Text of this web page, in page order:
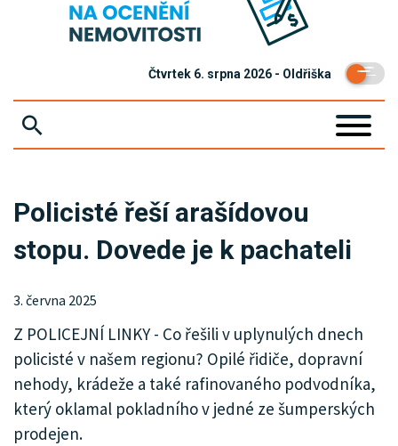
Čtvrtek 6. srpna 2026 - Oldřiška
KRIMI
SPORT
KULTURA
SPOLEČNOST
MHD
MENU
Policisté řeší arašídovou
stopu. Dovede je k pachateli
3. června 2025
Z POLICEJNÍ LINKY - Co řešili v uplynulých dnech
policisté v našem regionu? Opilé řidiče, dopravní
nehody, krádeže a také rafinovaného podvodníka,
který oklamal pokladního v jedné ze šumperských
prodejen.